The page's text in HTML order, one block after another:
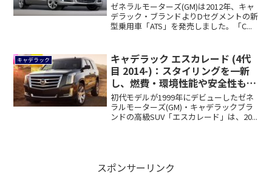
ゼネラルモーターズ(GM)は2012年、キャ
デラック・ブランドよりDセグメントの新
型乗用車「ATS」を発売しました。「C...
キャデラック
キャデラック エスカレード (4代
目 2014-)：スタイリングを一新
し、燃費・環境性能や安全性も向
上
初代モデルが1999年にデビューしたゼネ
ラルモーターズ(GM)・キャデラックブラ
ンドの高級SUV「エスカレード」は、20...
スポンサーリンク